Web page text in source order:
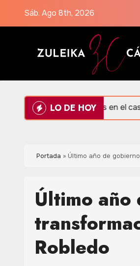
Sáb. Ago 8th, 2026
LO DE HOY
en el caso Ayotzinapa
Portada » Último año de
Último
Robledo